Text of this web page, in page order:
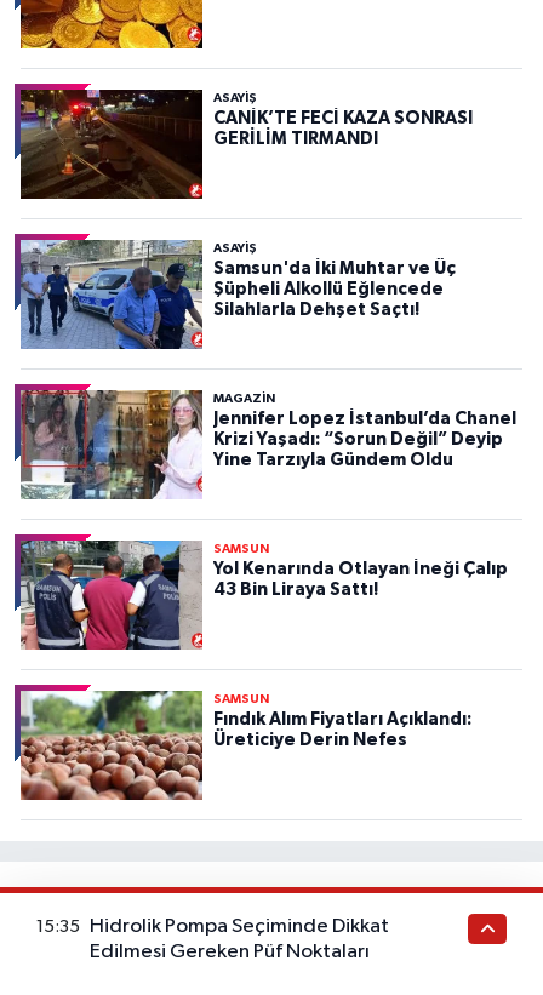
ASAYIŞ
CANİK’TE FECİ KAZA SONRASI
GERİLİM TIRMANDI
ASAYIŞ
Samsun'da İki Muhtar ve Üç
Şüpheli Alkollü Eğlencede
Silahlarla Dehşet Saçtı!
MAGAZİN
Jennifer Lopez İstanbul’da Chanel
Krizi Yaşadı: “Sorun Değil” Deyip
Yine Tarzıyla Gündem Oldu
SAMSUN
Yol Kenarında Otlayan İneği Çalıp
43 Bin Liraya Sattı!
SAMSUN
Fındık Alım Fiyatları Açıklandı:
Üreticiye Derin Nefes
Bu kategorideki yazılar sağlık tavsiyesi değildir. Sağlık
15:35
Hidrolik Pompa Seçiminde Dikkat
Edilmesi Gereken Püf Noktaları